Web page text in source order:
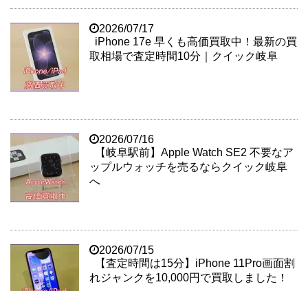
2026/07/17
iPhone 17e 早くも高価買取中！最新の買
取相場で査定時間10分｜クイック岐阜
2026/07/16
【岐阜駅前】Apple Watch SE2 不要なア
ップルウォッチを売るならクイック岐阜
へ
2026/07/15
【査定時間は15分】iPhone 11Pro画面割
れジャンクを10,000円で買取しました！